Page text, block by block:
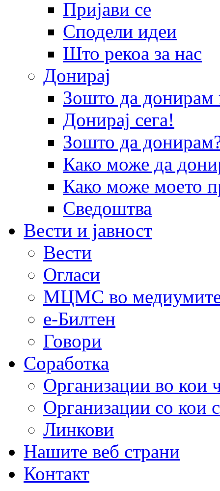
Пријави се
Сподели идеи
Што рекоа за нас
Донирај
Зошто да
Донирај сега!
Зошто да
Како може да
Како може моето
Сведоштва
Вести и јавност
Вести
Огласи
МЦМС во
е-Билтен
Говори
Соработка
Организации во кои
Организации со кои
Линкови
Нашите веб страни
Контакт